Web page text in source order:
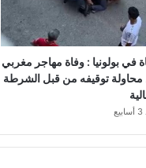
في بولونيا : وفاة مهاجر مغربي
محاولة توقيفه من قبل الشرطة